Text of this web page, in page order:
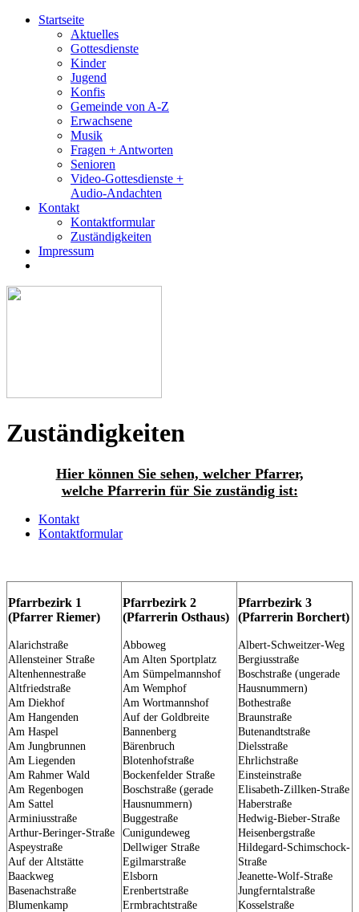
Startseite
Aktuelles
Gottesdienste
Kinder
Jugend
Konfis
Gemeinde von A-Z
Erwachsene
Musik
Fragen + Antworten
Senioren
Video-Gottesdienste +
Audio-Andachten
Kontakt
Kontaktformular
Zuständigkeiten
Impressum
Zuständigkeiten
Hier können Sie sehen, welcher Pfarrer,
welche Pfarrerin für Sie zuständig ist:
Kontakt
Kontaktformular
Pfarrbezirk 1
(Pfarrer Riemer)
Alarichstraße
Allensteiner Straße
Altenhennestraße
Altfriedstraße
Am Diekhof
Am Hangenden
Am Haspel
Am Jungbrunnen
Am Liegenden
Am Rahmer Wald
Am Regenbogen
Am Sattel
Arminiusstraße
Arthur-Beringer-Straße
Aspeystraße
Auf der Altstätte
Baackweg
Basenachstraße
Blumenkamp
Pfarrbezirk 2
(Pfarrerin Osthaus)
Abboweg
Am Alten Sportplatz
Am Sümpelmannshof
Am Wemphof
Am Wortmannshof
Auf der Goldbreite
Bannenberg
Bärenbruch
Blotenhofstraße
Bockenfelder Straße
Boschstraße (gerade
Hausnummern)
Buggestraße
Cunigundeweg
Dellwiger Straße
Egilmarstraße
Elsborn
Erenbertstraße
Ermbrachtstraße
Pfarrbezirk 3
(Pfarrerin Borchert)
Albert-Schweitzer-Weg
Bergiusstraße
Boschstraße (ungerade
Hausnummern)
Bothestraße
Braunstraße
Butenandtstraße
Dielsstraße
Ehrlichstraße
Einsteinstraße
Elisabeth-Zillken-Straße
Haberstraße
Hedwig-Bieber-Straße
Heisenbergstraße
Hildegard-Schimschock-
Straße
Jeanette-Wolf-Straße
Jungferntalstraße
Kosselstraße